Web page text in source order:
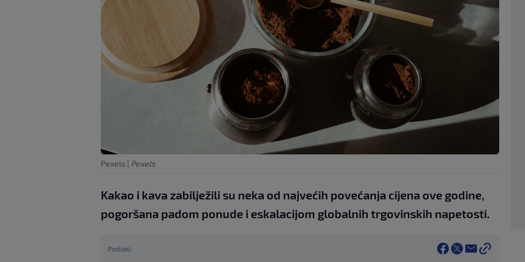
Pexels | Pexels
Kakao i kava zabilježili su neka od najvećih povećanja cijena ove godine,
pogoršana padom ponude i eskalacijom globalnih trgovinskih napetosti.
Podijeli